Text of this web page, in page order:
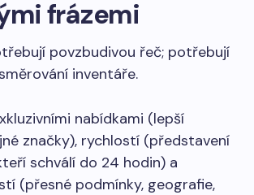
frázemi
povzbudivou řeč; potřebují
inventáře.
nabídkami (lepší
značky), rychlostí (představení
schválí do 24 hodin) a
(přesné podmínky, geografie,